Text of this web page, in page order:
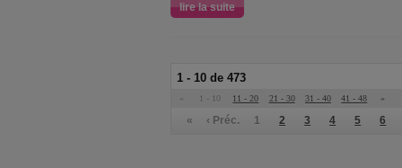
lire la suite
1 - 10 de 473
« 1 - 10 11 - 20 21 - 30 31 - 40 41 - 48 »
« ‹ Préc. 1 2 3 4 5 6